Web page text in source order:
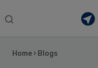
Search
Home › Blogs
Sidebar